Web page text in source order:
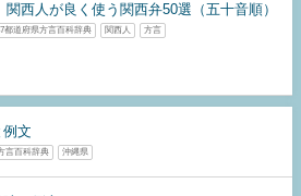
関西人が良く使う関西弁50選（五十音順）
都道府県方言百科辞典 関西人 方言
例文
言百科辞典 沖縄県